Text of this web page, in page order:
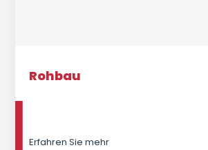
Rohbau
Erfahren Sie mehr